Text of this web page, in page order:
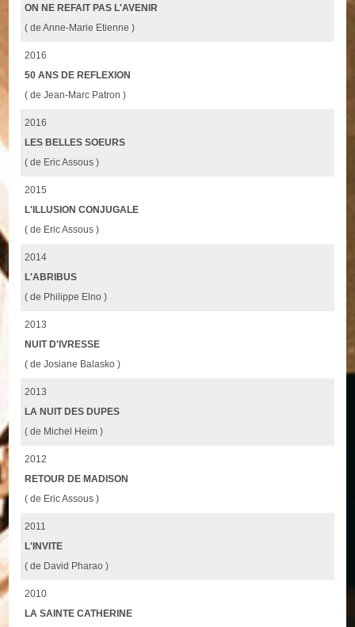
ON NE REFAIT PAS L'AVENIR
( de Anne-Marie Etienne )
2016
50 ANS DE REFLEXION
( de Jean-Marc Patron )
2016
LES BELLES SOEURS
( de Eric Assous )
2015
L'ILLUSION CONJUGALE
( de Eric Assous )
2014
L'ABRIBUS
( de Philippe Elno )
2013
NUIT D'IVRESSE
( de Josiane Balasko )
2013
LA NUIT DES DUPES
( de Michel Heim )
2012
RETOUR DE MADISON
( de Eric Assous )
2011
L'INVITE
( de David Pharao )
2010
LA SAINTE CATHERINE